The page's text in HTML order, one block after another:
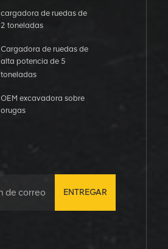
cargadora de ruedas de
2 toneladas
Cargadora de ruedas de
alta potencia de 5
toneladas
OEM excavadora sobre
orugas
ENTREGAR